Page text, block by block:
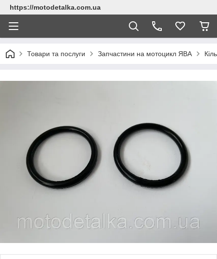
https://motodetalka.com.ua
Товари та послуги Запчастини на мотоцикл ЯВА